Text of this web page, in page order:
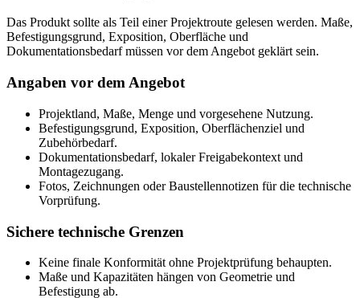
Das Produkt sollte als Teil einer Projektroute gelesen werden. Maße,
Befestigungsgrund, Exposition, Oberfläche und
Dokumentationsbedarf müssen vor dem Angebot geklärt sein.
Angaben vor dem Angebot
Projektland, Maße, Menge und vorgesehene Nutzung.
Befestigungsgrund, Exposition, Oberflächenziel und
Zubehörbedarf.
Dokumentationsbedarf, lokaler Freigabekontext und
Montagezugang.
Fotos, Zeichnungen oder Baustellennotizen für die technische
Vorprüfung.
Sichere technische Grenzen
Keine finale Konformität ohne Projektprüfung behaupten.
Maße und Kapazitäten hängen von Geometrie und
Befestigung ab.